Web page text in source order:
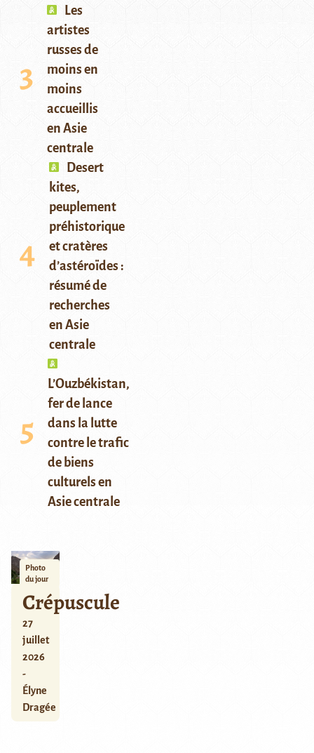
Les
artistes
russes de
moins en
moins
accueillis
en Asie
centrale
Desert
kites,
peuplement
préhistorique
et cratères
d’astéroïdes :
résumé de
recherches
en Asie
centrale
L’Ouzbékistan,
fer de lance
dans la lutte
contre le trafic
de biens
culturels en
Asie centrale
Photo
du jour
Crépuscule
27
juillet
2026
-
Élyne
Dragée